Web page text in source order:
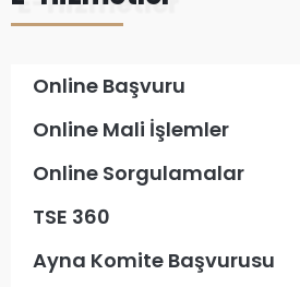
Online Başvuru
Online Mali İşlemler
Online Sorgulamalar
TSE 360
Ayna Komite Başvurusu